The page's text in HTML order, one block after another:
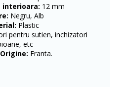
interioara: 12 mm
Negru, Alb
Plastic
pentru sutien, inchizatori
etc
Franta.